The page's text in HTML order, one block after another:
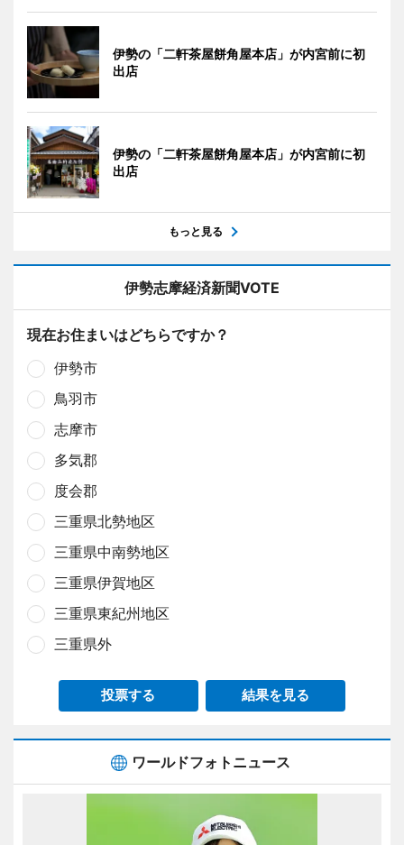
伊勢の「二軒茶屋餅角屋本店」が内宮前に初
出店
伊勢の「二軒茶屋餅角屋本店」が内宮前に初
出店
もっと見る
伊勢志摩経済新聞VOTE
現在お住まいはどちらですか？
伊勢市
鳥羽市
志摩市
多気郡
度会郡
三重県北勢地区
三重県中南勢地区
三重県伊賀地区
三重県東紀州地区
三重県外
投票する 結果を見る
ワールドフォトニュース